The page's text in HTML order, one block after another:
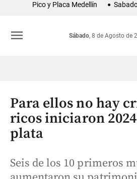
Colombia
Pico y Placa Medellín
Sábado, 8 de Agosto de
menu
Para ellos no hay
ricos iniciaron
plata
Seis de los 10 primeros